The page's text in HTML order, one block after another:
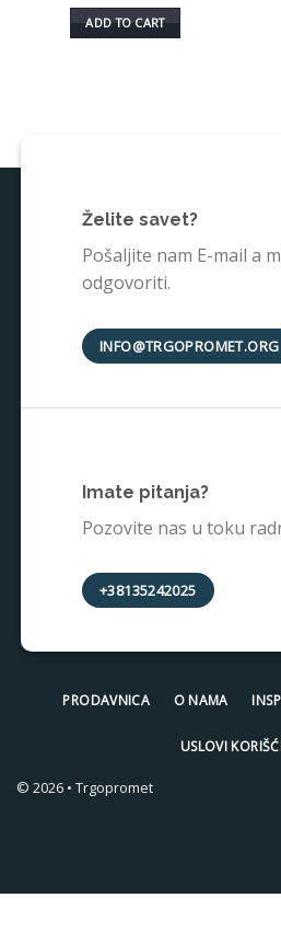
ADD TO CART
Želite savet?
Pošaljite nam E-mail a
odgovoriti.
INFO@TRGOPROMET.ORG
Imate pitanja?
Pozovite nas u toku
+38135242025
© 2026 • Trgopromet
PRODAVNICA O NAMA
USLOVI